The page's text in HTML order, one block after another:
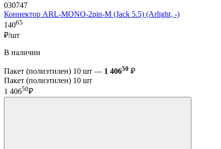
030747
Коннектор ARL-MONO-2pin-M (Jack 5.5) (Arlight, -)
14065
₽/шт
В наличии
Пакет (полиэтилен) 10 шт — 1 40650 ₽
Пакет (полиэтилен) 10 шт
1 40650₽